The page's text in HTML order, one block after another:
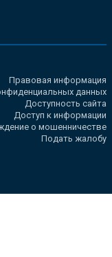
Правовая информация
данных
Доступность сайта
Доступ к информации
о мошенничестве
Подать жалобу